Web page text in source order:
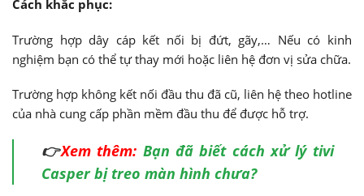
Cách khắc phục:
Trường hợp dây cáp kết nối bị đứt, gãy,… Nếu có kinh
nghiệm bạn có thể tự thay mới hoặc liên hệ đơn vị sửa chữa.
Trường hợp không kết nối đầu thu đã cũ, liên hệ theo hotline
của nhà cung cấp phần mềm đầu thu để được hỗ trợ.
👉Xem thêm: Bạn đã biết cách xử lý tivi
Casper bị treo màn hình chưa?